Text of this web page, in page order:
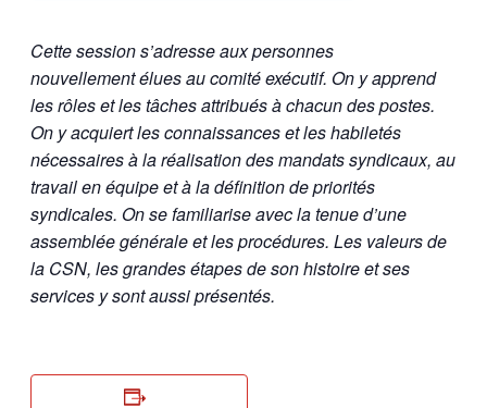
Cette session s’adresse aux personnes
nouvellementélues au comité exécutif. On y apprend
les rôles et lestâches attribués à chacun des postes.
On y acquiert lesconnaissances et les habiletés
nécessaires à la réalisationdes mandats syndicaux, au
travail en équipe et à ladéfinition de priorités
syndicales. On se familiarise avecla tenue d’une
assemblée générale et les procédures. Les valeurs de
la CSN, les grandes étapes de son histoire etses
services y sont aussi présentés.